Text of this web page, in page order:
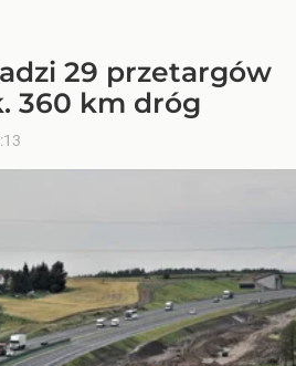
29 przetargów
360 km dróg